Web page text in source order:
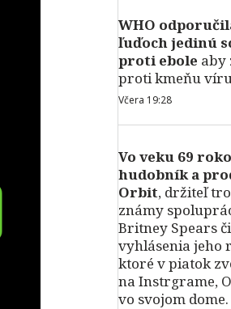
WHO
ľuďoch jedinú
proti ebole aby
proti kmeňu
Včera 19:28
Vo veku 69
hudobník a
Orbit, držiteľ
známy
Britney Spears
vyhlásenia jeho
ktoré v piatok
na Instrgrame,
vo svojom dome.